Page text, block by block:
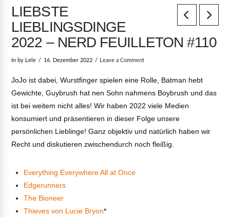
LIEBSTE
LIEBLINGSDINGE
2022 – NERD FEUILLETON #110
In by Lele 16. Dezember 2022 Leave a Comment
JoJo ist dabei, Wurstfinger spielen eine Rolle, Batman hebt
Gewichte, Guybrush hat nen Sohn nahmens Boybrush und das
ist bei weitem nicht alles! Wir haben 2022 viele Medien
konsumiert und präsentieren in dieser Folge unsere
persönlichen Lieblinge! Ganz objektiv und natürlich haben wir
Recht und diskutieren zwischendurch noch fleißig.
Everything Everywhere All at Once
Edgerunners
The Bioneer
Thieves von Lucie Bryon*